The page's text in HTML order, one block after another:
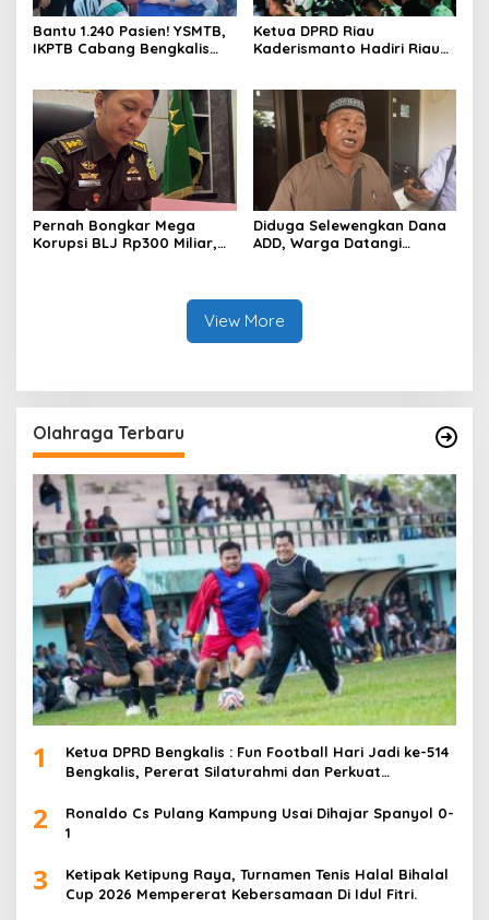
Bantu 1.240 Pasien! YSMTB,
IKPTB Cabang Bengkalis
Men Riau Atas Kegiatan
Bakti Sosial Kesehatan Di
Bengkalis.
Ketua DPRD Riau
Kaderismanto Hadiri Riau
Kampanye Lingkungan
Pernah Bongkar Mega
Korupsi BLJ Rp300 Miliar,
Diduga Selewengkan Dana
ADD, Warga Datangi
View More
Olahraga Terbaru
1
Ketua DPRD Bengkalis : Fun Football Hari Jadi ke-514
Bengkalis, Pererat Silaturahmi dan Perkuat
2
Ronaldo Cs Pulang Kampung Usai Dihajar Spanyol 0-
1
3
Ketipak Ketipung Raya, Turnamen Tenis Halal Bihalal
Cup 2026 Mempererat Kebersamaan Di Idul Fitri.